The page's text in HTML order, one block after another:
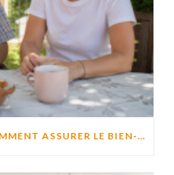
DÉPART EN VACANCES : COMMENT ASSURER LE BIEN-ÊTRE D’UN PROCHE RESTÉ À DOMICILE ?